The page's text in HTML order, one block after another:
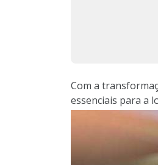
Com a
essenciais para a